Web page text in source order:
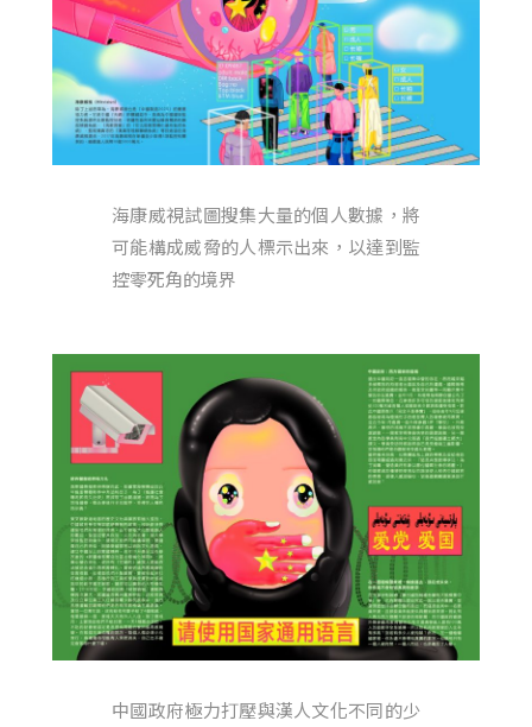
海康威視試圖搜集大量的個人數據，將
可能構成威脅的人標示出來，以達到監
控零死角的境界
中國政府極力打壓與漢人文化不同的少